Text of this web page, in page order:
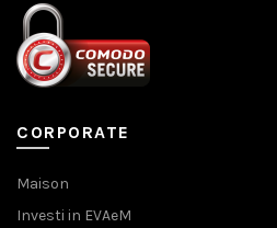
CORPORATE
Maison
Investi in EVAeM